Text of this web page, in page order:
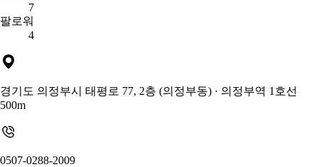
7
팔로워
4
경기도 의정부시 태평로 77, 2층 (의정부동) · 의정부역 1호선
500m
0507-0288-2009